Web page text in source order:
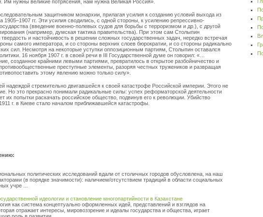
Им нужны великие потрясения, нам нужна Великая Россия».
защитником монархии, прилагая усилия к созданию условий выхода из
1905–1907 гг. Эти усилия сводились, с одной стороны, к усилению репрессивно-
(введение военно-полевых судов для борьбы с терроризмом и др.), с другой
(например, думская тактика правительства). При этом сам Столыпин
и настойчивость в решении сложных государственных задач, нередко встречая
самого императора, и со стороны верхних слоев бюрократии, и со стороны радикально
сил. Несмотря на некоторые уступки оппозиционным партиям, Столыпин оставался
16 ноября 1907 г. в своей речи в III Государственной думе он говорил: «…
созданное крайними левыми партиями, превратилось в открытое разбойничество и
преступные элементы, разоряя честных тружеников и развращая
этому явлению можно только силу».
надеждой стремительно двигавшейся к своей катастрофе Российской империи. Этого не
Но это прекрасно понимали радикальные силы: успех реформаторской деятельности
их попытки раскачать российское общество, подвинув его к революции. Убийство
г. в Киеве стало началом приближавшейся катастрофы.
политических исследований вдали от столичных городов обусловлена, на наш
(в порядке значимости): наличием/отсутствием традиций в области социальных
учре ...
идеологии и становление многопартийности в Казахстане
как система концептуально оформленных идей, представлений и взглядов на
отражает интересы, мировоззрение и идеалы государства и общества, играет